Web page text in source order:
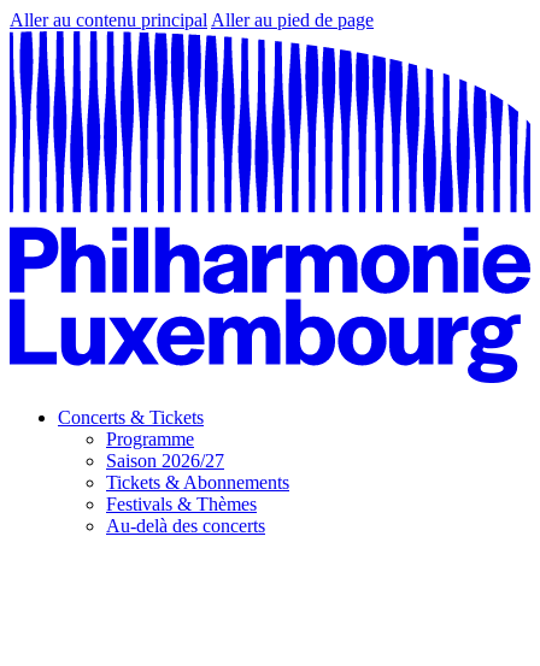
Aller au contenu principal Aller au pied de page
Concerts & Tickets
Programme
Saison 2026/27
Tickets & Abonnements
Festivals & Thèmes
Au-delà des concerts